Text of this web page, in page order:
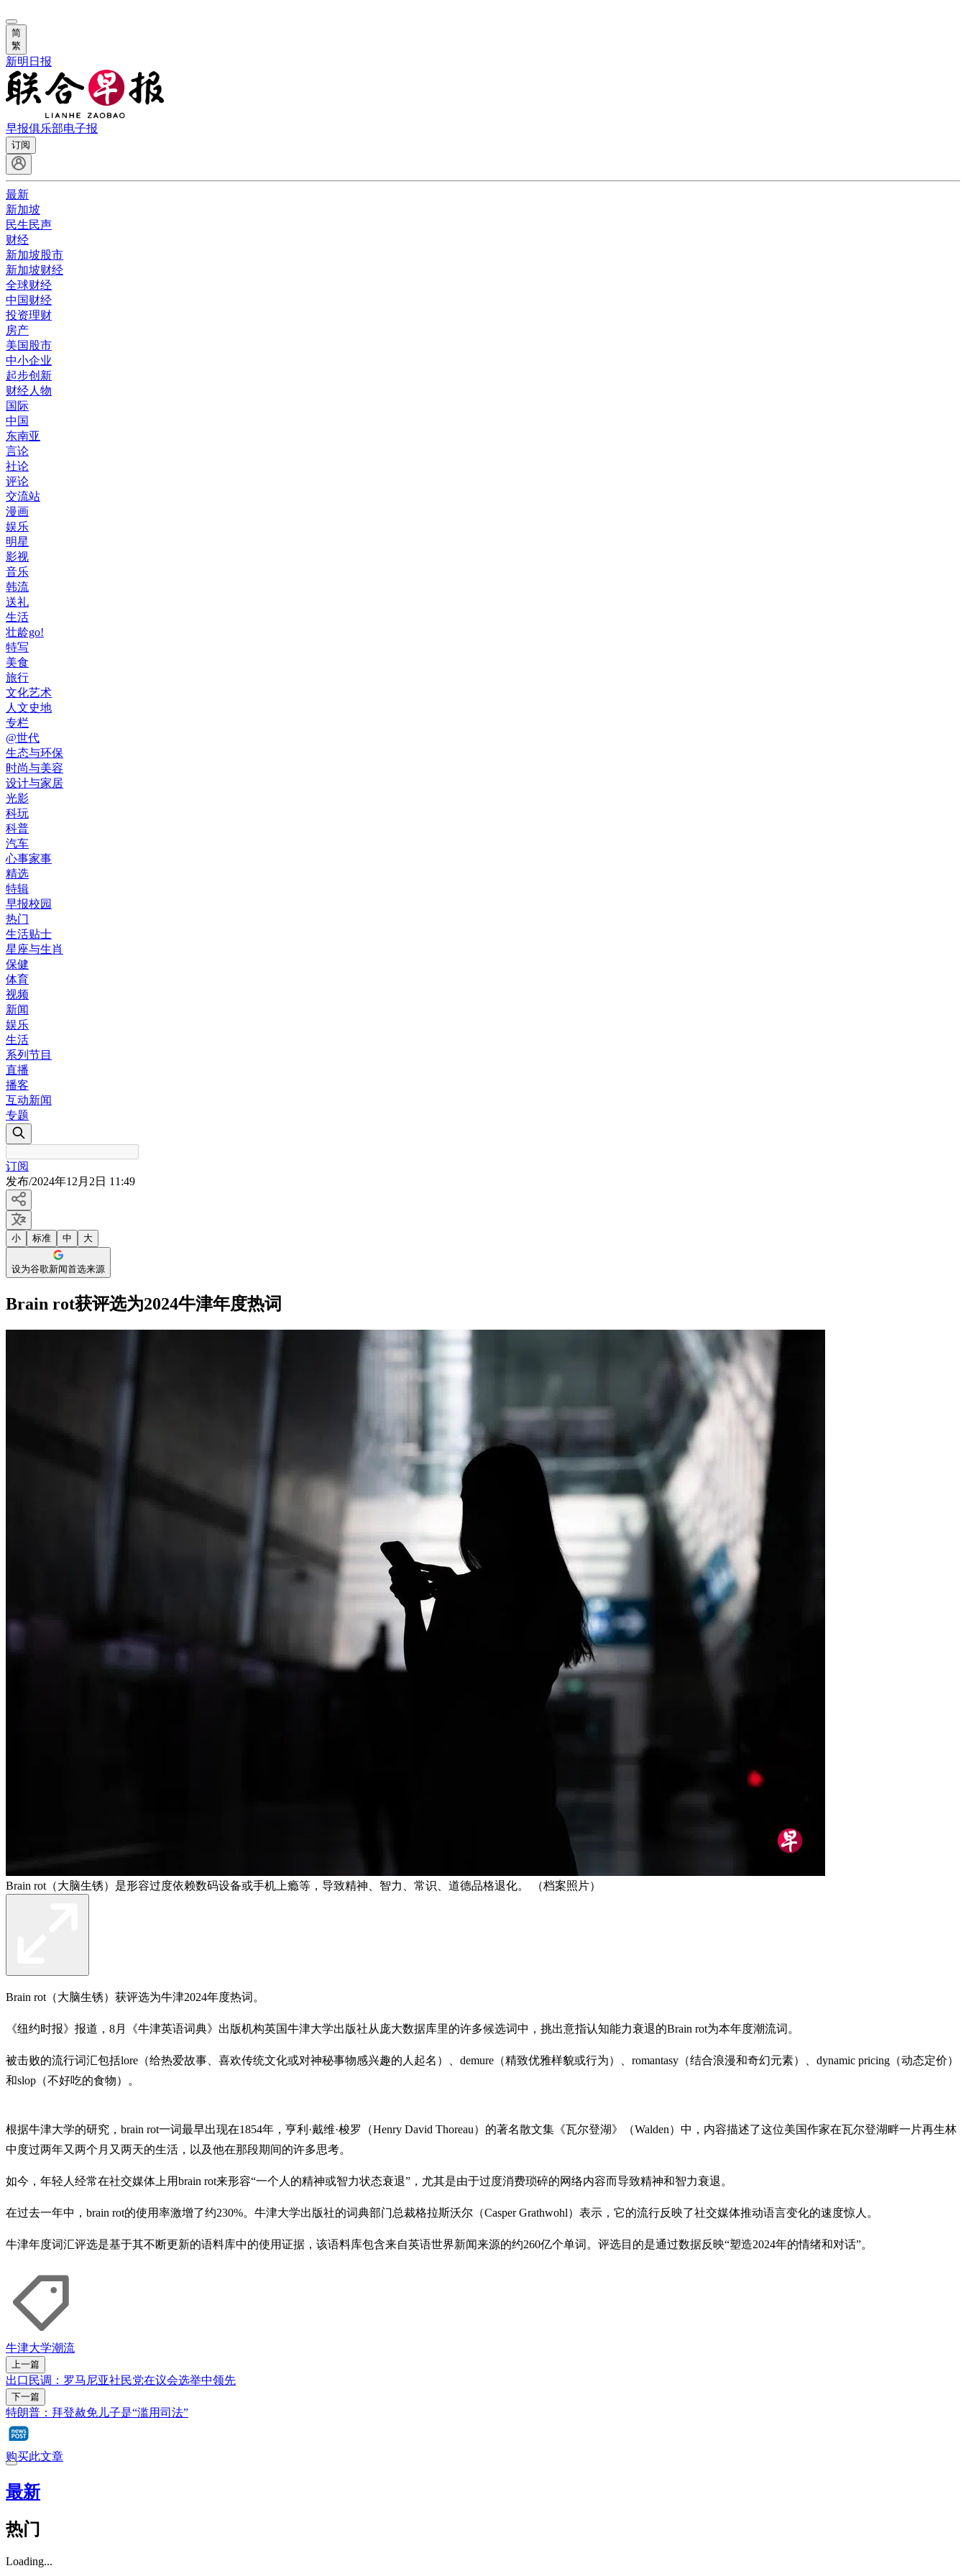
简
繁
新明日报
早报俱乐部电子报
订阅
最新
新加坡
民生民声
财经
新加坡股市
新加坡财经
全球财经
中国财经
投资理财
房产
美国股市
中小企业
起步创新
财经人物
国际
中国
东南亚
言论
社论
评论
交流站
漫画
娱乐
明星
影视
音乐
韩流
送礼
生活
壮龄go!
特写
美食
旅行
文化艺术
人文史地
专栏
@世代
生态与环保
时尚与美容
设计与家居
光影
科玩
科普
汽车
心事家事
精选
特辑
早报校园
热门
生活贴士
星座与生肖
保健
体育
视频
新闻
娱乐
生活
系列节目
直播
播客
互动新闻
专题
订阅
发布/2024年12月2日 11:49
小 标准 中 大
设为谷歌新闻首选来源
Brain rot获评选为2024牛津年度热词
Brain rot（大脑生锈）是形容过度依赖数码设备或手机上瘾等，导致精神、智力、常识、道德品格退化。 （档案照片）
Brain rot（大脑生锈）获评选为牛津2024年度热词。
《纽约时报》报道，8月《牛津英语词典》出版机构英国牛津大学出版社从庞大数据库里的许多候选词中，挑出意指认知能力衰退的Brain rot为本年度潮流词。
被击败的流行词汇包括lore（给热爱故事、喜欢传统文化或对神秘事物感兴趣的人起名）、demure（精致优雅样貌或行为）、romantasy（结合浪漫和奇幻元素）、dynamic pricing（动态定价）
和slop（不好吃的食物）。
根据牛津大学的研究，brain rot一词最早出现在1854年，亨利·戴维·梭罗（Henry David Thoreau）的著名散文集《瓦尔登湖》（Walden）中，内容描述了这位美国作家在瓦尔登湖畔一片再生林
中度过两年又两个月又两天的生活，以及他在那段期间的许多思考。
如今，年轻人经常在社交媒体上用brain rot来形容“一个人的精神或智力状态衰退”，尤其是由于过度消费琐碎的网络内容而导致精神和智力衰退。
在过去一年中，brain rot的使用率激增了约230%。牛津大学出版社的词典部门总裁格拉斯沃尔（Casper Grathwohl）表示，它的流行反映了社交媒体推动语言变化的速度惊人。
牛津年度词汇评选是基于其不断更新的语料库中的使用证据，该语料库包含来自英语世界新闻来源的约260亿个单词。评选目的是通过数据反映“塑造2024年的情绪和对话”。
牛津大学潮流
上一篇
出口民调：罗马尼亚社民党在议会选举中领先
下一篇
特朗普：拜登赦免儿子是“滥用司法”
购买此文章
最新
热门
Loading...